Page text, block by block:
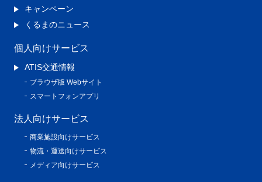
キャンペーン
くるまのニュース
個人向けサービス
ATIS交通情報
ブラウザ版 Webサイト
スマートフォンアプリ
法人向けサービス
商業施設向けサービス
物流・運送向けサービス
メディア向けサービス